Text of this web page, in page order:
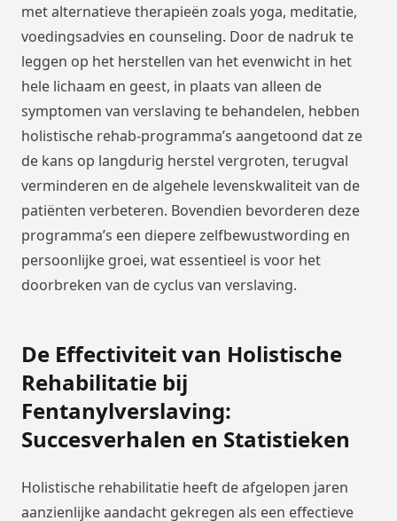
met alternatieve therapieën zoals yoga, meditatie,
voedingsadvies en counseling. Door de nadruk te
leggen op het herstellen van het evenwicht in het
hele lichaam en geest, in plaats van alleen de
symptomen van verslaving te behandelen, hebben
holistische rehab-programma’s aangetoond dat ze
de kans op langdurig herstel vergroten, terugval
verminderen en de algehele levenskwaliteit van de
patiënten verbeteren. Bovendien bevorderen deze
programma’s een diepere zelfbewustwording en
persoonlijke groei, wat essentieel is voor het
doorbreken van de cyclus van verslaving.
De Effectiviteit van Holistische
Rehabilitatie bij
Fentanylverslaving:
Succesverhalen en Statistieken
Holistische rehabilitatie heeft de afgelopen jaren
aanzienlijke aandacht gekregen als een effectieve